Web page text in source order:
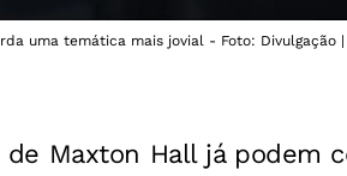
uma temática mais jovial - Foto: Divulgação
de Maxton Hall já podem